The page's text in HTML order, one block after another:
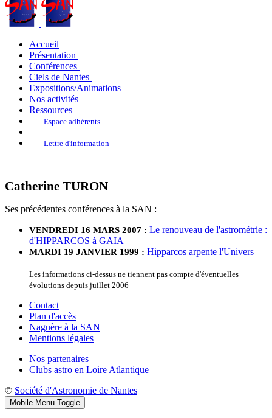
Accueil
Présentation
Conférences
Ciels de Nantes
Expositions/Animations
Nos activités
Ressources
Espace adhérents
Lettre d'information
Catherine TURON
Ses précédentes conférences à la SAN :
VENDREDI 16 MARS 2007 : Le renouveau de l'astrométrie :
d'HIPPARCOS à GAIA
MARDI 19 JANVIER 1999 : Hipparcos arpente l'Univers
Les informations ci-dessus ne tiennent pas compte d'éventuelles
évolutions depuis juillet 2006
Contact
Plan d'accès
Naguère à la SAN
Mentions légales
Nos partenaires
Clubs astro en Loire Atlantique
© Société d'Astronomie de Nantes
Mobile Menu Toggle